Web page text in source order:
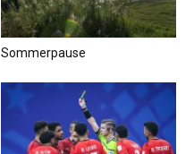
Sommerpause